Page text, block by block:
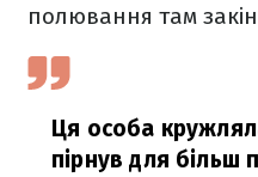
полювання там
Ця особа
пірнув для більш